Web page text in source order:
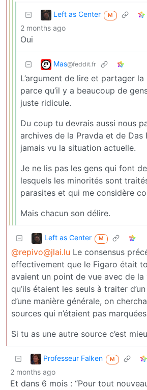
Left as Center M
2 months ago
Oui
Mas@feddit.fr
L’argument de lire et partager
parce qu’il y a beaucoup de
juste ridicule.
Du coup tu devrais aussi nous
archives de la Pravda et de Das
jamais vu la situation actuelle.
Je ne lis pas les gens qui font
lesquels les minorités sont
parasites et qui me considère
Mais chacun son délire.
Left as Center M
@repivo@jlai.lu Le consensus
effectivement que le Figaro était
avaient un point de vue avec de la
qu’ils étaient les seuls à traiter
d’une manière générale, on
sources qui n’étaient pas
Si tu as une autre source c’est
Professeur Falken M
2 months ago
Et dans 6 mois : “Pour tout